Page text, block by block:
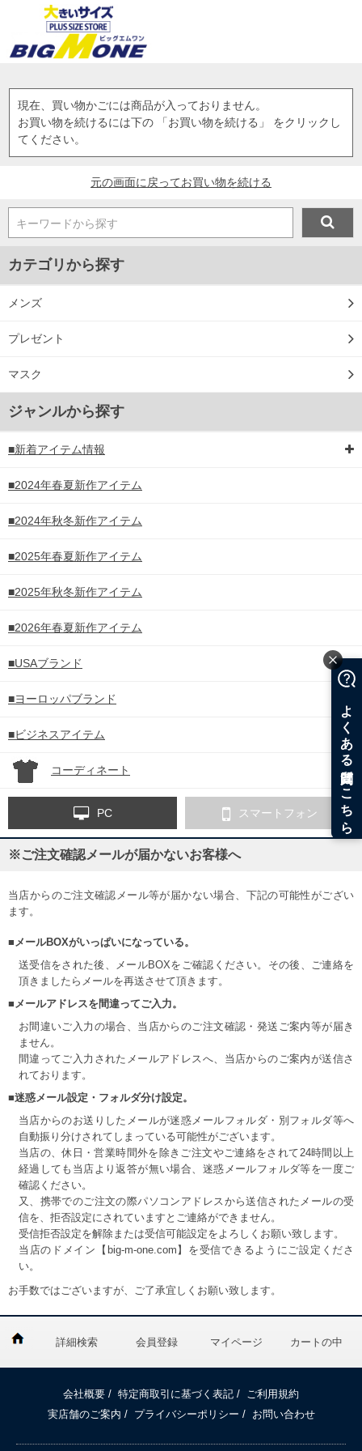
現在、買い物かごには商品が入っておりません。
お買い物を続けるには下の 「お買い物を続ける」 をクリックし
てください。
元の画面に戻ってお買い物を続ける
キーワードから探す
カテゴリから探す
メンズ
プレゼント
マスク
ジャンルから探す
■新着アイテム情報
■2024年春夏新作アイテム
■2024年秋冬新作アイテム
■2025年春夏新作アイテム
■2025年秋冬新作アイテム
■2026年春夏新作アイテム
■USAブランド
■ヨーロッパブランド
■ビジネスアイテム
コーディネート
PC スマートフォン
※ご注文確認メールが届かないお客様へ
当店からのご注文確認メール等が届かない場合、下記の可能性がござい
ます。
■メールBOXがいっぱいになっている。
送受信をされた後、メールBOXをご確認ください。その後、ご連絡を
頂きましたらメールを再送させて頂きます。
■メールアドレスを間違ってご入力。
お間違いご入力の場合、当店からのご注文確認・発送ご案内等が届き
ません。
間違ってご入力されたメールアドレスへ、当店からのご案内が送信さ
れております。
■迷惑メール設定・フォルダ分け設定。
当店からのお送りしたメールが迷惑メールフォルダ・別フォルダ等へ
自動振り分けされてしまっている可能性がございます。
当店の、休日・営業時間外を除きご注文やご連絡をされて24時間以上
経過しても当店より返答が無い場合、迷惑メールフォルダ等を一度ご
確認ください。
又、携帯でのご注文の際パソコンアドレスから送信されたメールの受
信を、拒否設定にされていますとご連絡ができません。
受信拒否設定を解除または受信可能設定をよろしくお願い致します。
当店のドメイン【big-m-one.com】を受信できるようにご設定くださ
い。
お手数ではございますが、ご了承宜しくお願い致します。
詳細検索 会員登録 マイページ カートの中
会社概要 / 特定商取引に基づく表記 /
ご利用規約
実店舗のご案内 / プライバシーポリシー / お問い合わせ